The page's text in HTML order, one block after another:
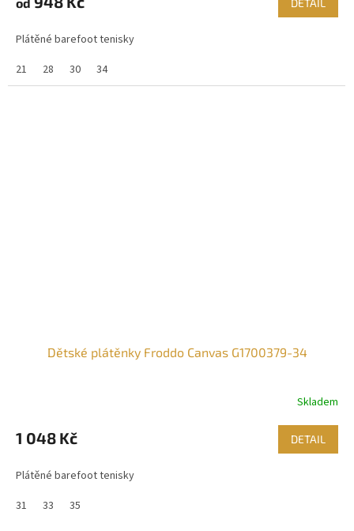
Plátěné barefoot tenisky
21
28 30 34
Dětské plátěnky Froddo Canvas G1700379-34
Skladem
1 048 Kč DETAIL
Plátěné barefoot tenisky
31
33 35